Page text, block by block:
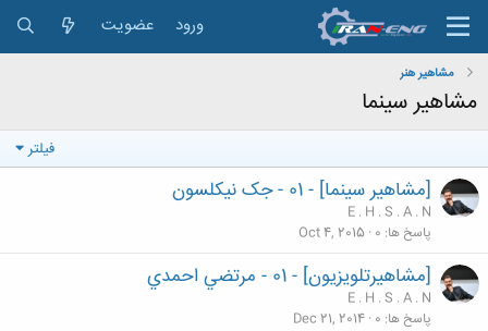
ورود عضویت
مشاهیر هنر
مشاهیر سینما
فیلتر
[مشاهیر سینما] - 01 - جک نیکلسون
E . H . S . A . N
پاسخ ها 0
Oct 4, 2015
[مشاهیرتلویزیون] - 01 - مرتضي احمدي
E . H . S . A . N
پاسخ ها 0
Dec 21, 2014